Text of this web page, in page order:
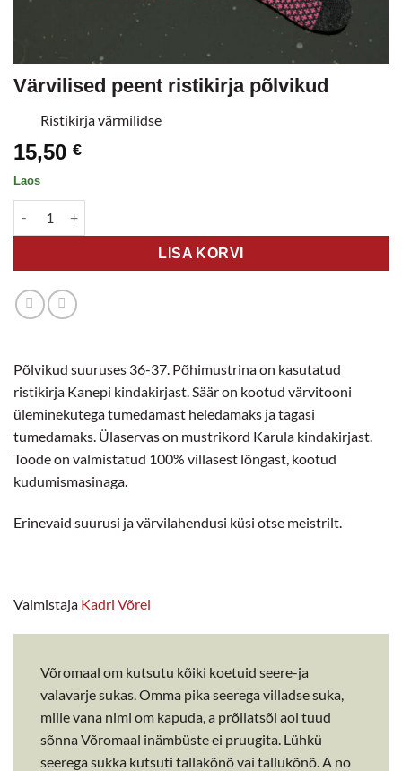
Värvilised peent ristikirja põlvikud
Ristikirja värmilidse
15,50 €
Laos
LISA KORVI
Põlvikud suuruses 36-37. Põhimustrina on kasutatud
ristikirja Kanepi kindakirjast. Säär on kootud värvitooni
üleminekutega tumedamast heledamaks ja tagasi
tumedamaks. Ülaservas on mustrikord Karula kindakirjast.
Toode on valmistatud 100% villasest lõngast, kootud
kudumismasinaga.
Erinevaid suurusi ja värvilahendusi küsi otse meistrilt.
Valmistaja Kadri Võrel
Võromaal om kutsutu kõiki koetuid seere-ja
valavarje sukas. Omma pika seerega villadse suka,
mille vana nimi om kapuda, a prõllatsõl aol tuud
sõnna Võromaal inämbüste ei pruugita. Lühkü
seerega sukka kutsuti tallakõnõ vai tallukõnõ. A no